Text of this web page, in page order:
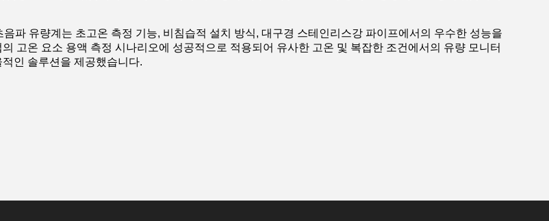
파 유량계는 초고온 측정 기능, 비침습적 설치 방식, 대구경 스테인리스강 파이프에서의 우수한 성능을
고온 요소 용액 측정 시나리오에 성공적으로 적용되어 유사한 고온 및 복잡한 조건에서의 유량 모니터
인 솔루션을 제공했습니다.